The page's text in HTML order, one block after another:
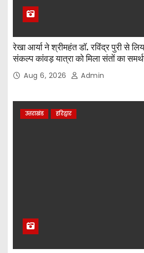
रेखा आर्या ने श्रीमहंत डॉ. रविंद्र पुरी से
संकल्प कांवड़ यात्रा को मिला संतों का
Aug 6, 2026 Admin
उत्तराखंड हरिद्वार